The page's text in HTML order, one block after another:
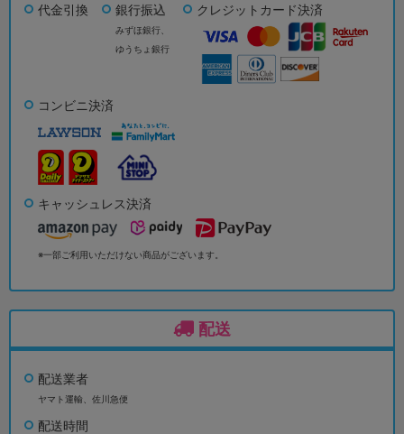
代金引換 銀行振込
みずほ銀行、
ゆうちょ銀行
クレジットカード決済
コンビニ決済
キャッシュレス決済
※一部ご利用いただけない商品がございます。
配送
配送業者
ヤマト運輸、佐川急便
配送時間